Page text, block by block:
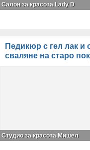
Салон за красота Lady D
Педикюр с гел лак и
сваляне на старо
Студио за красота Мишел